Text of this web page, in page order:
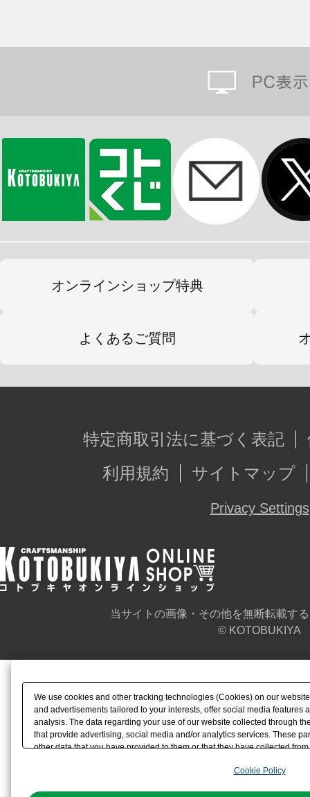
オンラインショップ特典
よくあるご質問
特定商取引法に基づく表記
利用規約
サイトマップ
Privacy Settings
当サイトの画像・その他を無断転載す
© KOTOBUKIYA
We use cookies and other tracking technologies (Cookies) on our
and advertisements tailored to your interests, offer social media features
analysis. The data regarding your use of our website collected through
that provide advertising, social media and/or analytics services. These
other data that you have provided to them or that they have collected
the use of all Cookies except for Strictly Necessary Cookies, please
Cookie Policy